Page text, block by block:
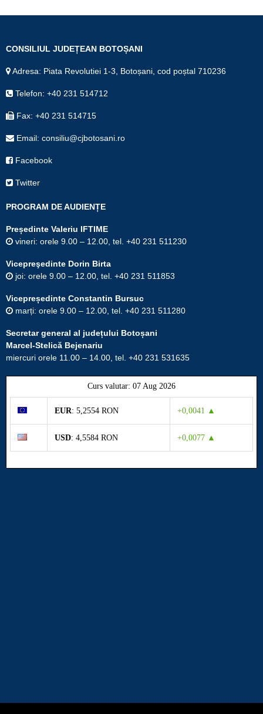
CONSILIUL JUDEȚEAN BOTOȘANI
Adresa: Piata Revolutiei 1-3, Botoșani, cod poștal 710236
Telefon: +40 231 514712
Fax: +40 231 514715
Email: consiliu@cjbotosani.ro
Facebook
Twitter
PROGRAM DE AUDIENȚE
Președinte Valeriu IFTIME
vineri: orele 9.00 – 12.00, tel. +40 231 511230
Vicepreşedinte Dorin Birta
joi: orele 9.00 – 12.00, tel. +40 231 511853
Vicepreședinte Constantin Bursuc
marți: orele 9.00 – 12.00, tel. +40 231 511280
Secretar general al județului Botoșani
Marcel-Stelică Bejenariu
miercuri orele 11.00 – 14.00, tel. +40 231 531635
Curs valutar: 07 Aug 2026
EUR: 5,2554 RON +0,0041 ▲
USD: 4,5584 RON +0,0077 ▲